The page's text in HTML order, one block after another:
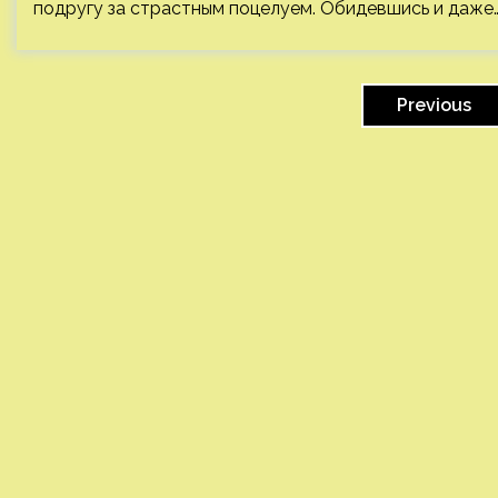
подругу за страстным поцелуем. Обидевшись и
Previous